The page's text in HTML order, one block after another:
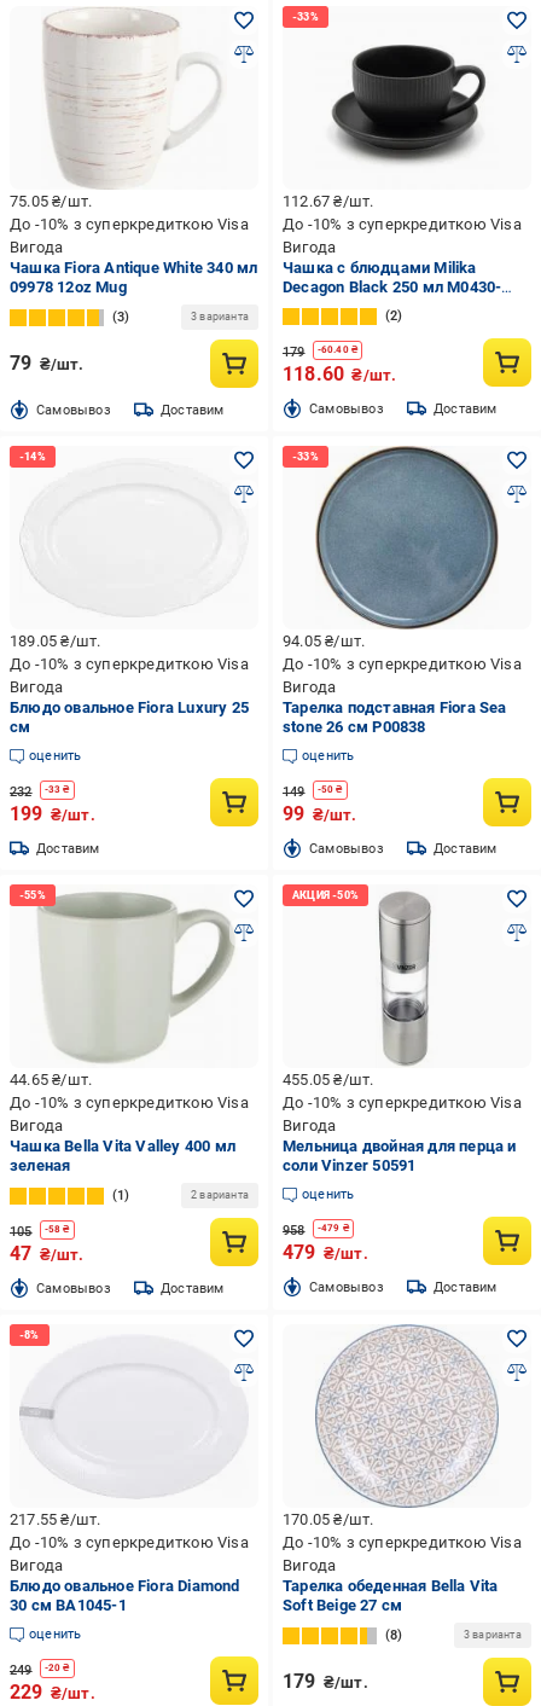
75.05₴/шт.
До -10% з суперкредиткою Visa
Вигода
Чашка Fiora Antique White 340 мл
09978 12oz Mug
3 3 варианта
79 ₴/шт.
Cамовывоз Доставим
112.67₴/шт.
До -10% з суперкредиткою Visa
Вигода
Чашка с блюдцами Milika
Decagon Black 250 мл M0430-
CHB250-2B
2
179 -60.40₴
118.60 ₴/шт.
Cамовывоз Доставим
189.05₴/шт.
До -10% з суперкредиткою Visa
Вигода
Блюдо овальное Fiora Luxury 25
см
оценить
232 -33 ₴
199 ₴/шт.
Доставим
94.05₴/шт.
До -10% з суперкредиткою Visa
Вигода
Тарелка подставная Fiora Sea
stone 26 см P00838
оценить
149 -50 ₴
99 ₴/шт.
Cамовывоз Доставим
44.65₴/шт.
До -10% з суперкредиткою Visa
Вигода
Чашка Bella Vita Valley 400 мл
зеленая
1 2 варианта
105 -58 ₴
47 ₴/шт.
Cамовывоз Доставим
455.05₴/шт.
До -10% з суперкредиткою Visa
Вигода
Мельница двойная для перца и
соли Vinzer 50591
оценить
958 -479 ₴
479 ₴/шт.
Cамовывоз Доставим
217.55₴/шт.
До -10% з суперкредиткою Visa
Вигода
Блюдо овальное Fiora Diamond
30 см BA1045-1
оценить
249 -20 ₴
229 ₴/шт.
170.05₴/шт.
До -10% з суперкредиткою Visa
Вигода
Тарелка обеденная Bella Vita
Soft Beige 27 см
8 3 варианта
179 ₴/шт.